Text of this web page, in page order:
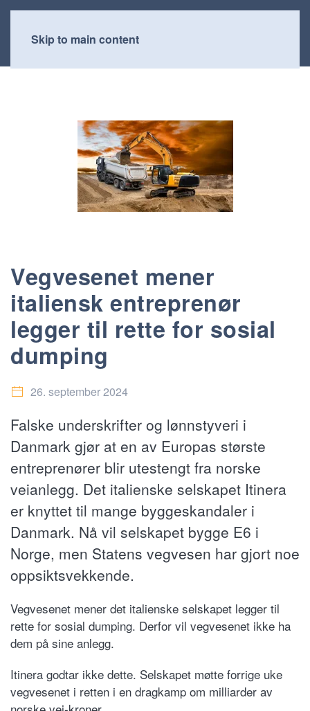
Skip to main content
Vegvesenet mener
italiensk entreprenør
legger til rette for sosial
dumping
26. september 2024
Falske underskrifter og lønnstyveri i
Danmark gjør at en av Europas største
entreprenører blir utestengt fra norske
veianlegg. Det italienske selskapet Itinera
er knyttet til mange byggeskandaler i
Danmark. Nå vil selskapet bygge E6 i
Norge, men Statens vegvesen har gjort noe
oppsiktsvekkende.
Vegvesenet mener det italienske selskapet legger til
rette for sosial dumping. Derfor vil vegvesenet ikke ha
dem på sine anlegg.
Itinera godtar ikke dette. Selskapet møtte forrige uke
vegvesenet i retten i en dragkamp om milliarder av